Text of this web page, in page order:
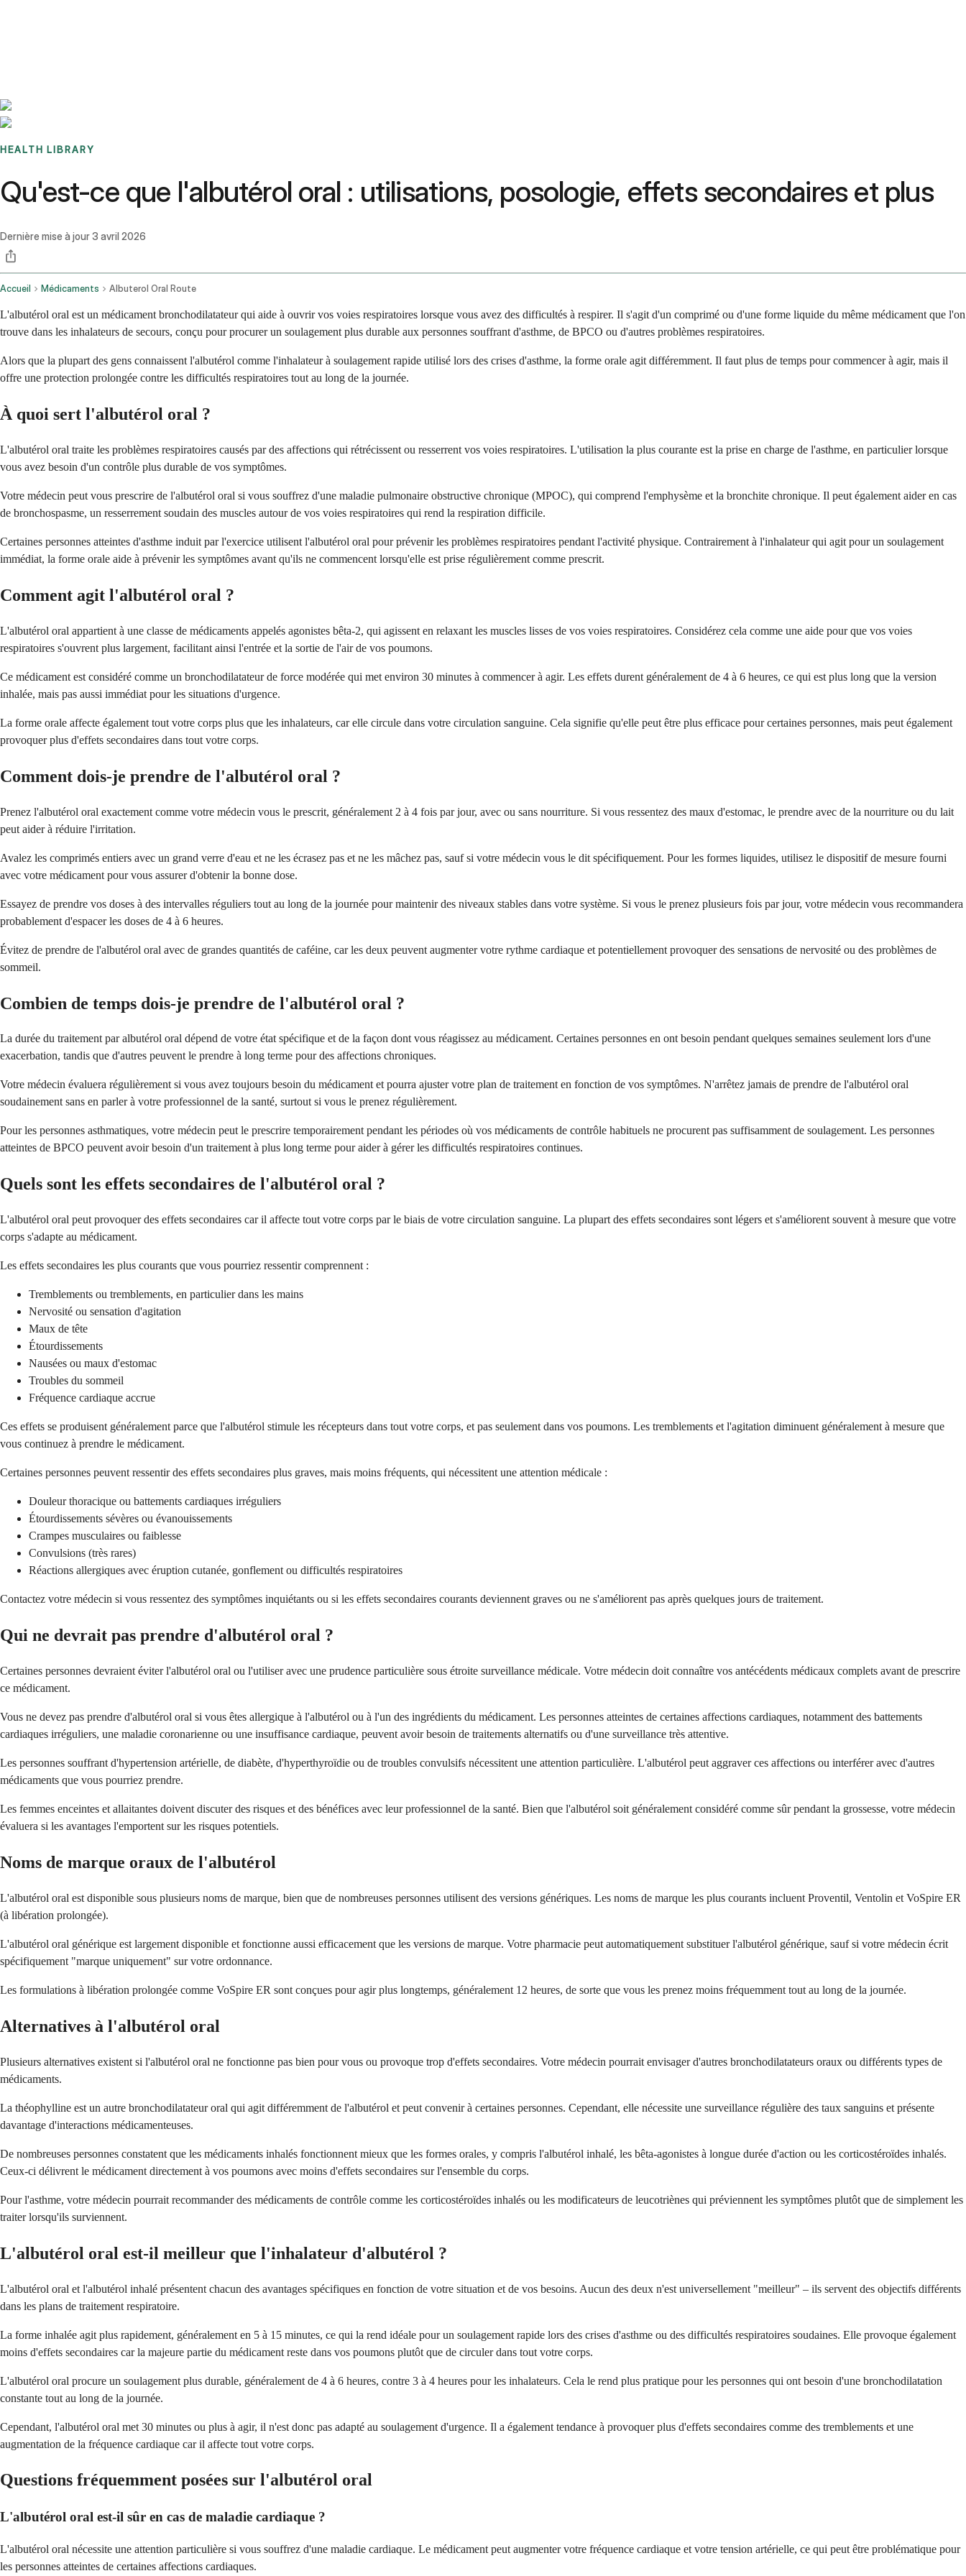
HEALTH LIBRARY
Qu'est-ce que l'albutérol oral : utilisations, posologie, effets secondaires et plus
Dernière mise à jour3 avril 2026
Accueil Médicaments Albuterol Oral Route
L'albutérol oral est un médicament bronchodilatateur qui aide à ouvrir vos voies respiratoires lorsque vous avez des difficultés à respirer. Il s'agit d'un comprimé ou d'une forme liquide du même médicament que l'on
trouve dans les inhalateurs de secours, conçu pour procurer un soulagement plus durable aux personnes souffrant d'asthme, de BPCO ou d'autres problèmes respiratoires.
Alors que la plupart des gens connaissent l'albutérol comme l'inhalateur à soulagement rapide utilisé lors des crises d'asthme, la forme orale agit différemment. Il faut plus de temps pour commencer à agir, mais il
offre une protection prolongée contre les difficultés respiratoires tout au long de la journée.
À quoi sert l'albutérol oral ?
L'albutérol oral traite les problèmes respiratoires causés par des affections qui rétrécissent ou resserrent vos voies respiratoires. L'utilisation la plus courante est la prise en charge de l'asthme, en particulier lorsque
vous avez besoin d'un contrôle plus durable de vos symptômes.
Votre médecin peut vous prescrire de l'albutérol oral si vous souffrez d'une maladie pulmonaire obstructive chronique (MPOC), qui comprend l'emphysème et la bronchite chronique. Il peut également aider en cas
de bronchospasme, un resserrement soudain des muscles autour de vos voies respiratoires qui rend la respiration difficile.
Certaines personnes atteintes d'asthme induit par l'exercice utilisent l'albutérol oral pour prévenir les problèmes respiratoires pendant l'activité physique. Contrairement à l'inhalateur qui agit pour un soulagement
immédiat, la forme orale aide à prévenir les symptômes avant qu'ils ne commencent lorsqu'elle est prise régulièrement comme prescrit.
Comment agit l'albutérol oral ?
L'albutérol oral appartient à une classe de médicaments appelés agonistes bêta-2, qui agissent en relaxant les muscles lisses de vos voies respiratoires. Considérez cela comme une aide pour que vos voies
respiratoires s'ouvrent plus largement, facilitant ainsi l'entrée et la sortie de l'air de vos poumons.
Ce médicament est considéré comme un bronchodilatateur de force modérée qui met environ 30 minutes à commencer à agir. Les effets durent généralement de 4 à 6 heures, ce qui est plus long que la version
inhalée, mais pas aussi immédiat pour les situations d'urgence.
La forme orale affecte également tout votre corps plus que les inhalateurs, car elle circule dans votre circulation sanguine. Cela signifie qu'elle peut être plus efficace pour certaines personnes, mais peut également
provoquer plus d'effets secondaires dans tout votre corps.
Comment dois-je prendre de l'albutérol oral ?
Prenez l'albutérol oral exactement comme votre médecin vous le prescrit, généralement 2 à 4 fois par jour, avec ou sans nourriture. Si vous ressentez des maux d'estomac, le prendre avec de la nourriture ou du lait
peut aider à réduire l'irritation.
Avalez les comprimés entiers avec un grand verre d'eau et ne les écrasez pas et ne les mâchez pas, sauf si votre médecin vous le dit spécifiquement. Pour les formes liquides, utilisez le dispositif de mesure fourni
avec votre médicament pour vous assurer d'obtenir la bonne dose.
Essayez de prendre vos doses à des intervalles réguliers tout au long de la journée pour maintenir des niveaux stables dans votre système. Si vous le prenez plusieurs fois par jour, votre médecin vous recommandera
probablement d'espacer les doses de 4 à 6 heures.
Évitez de prendre de l'albutérol oral avec de grandes quantités de caféine, car les deux peuvent augmenter votre rythme cardiaque et potentiellement provoquer des sensations de nervosité ou des problèmes de
sommeil.
Combien de temps dois-je prendre de l'albutérol oral ?
La durée du traitement par albutérol oral dépend de votre état spécifique et de la façon dont vous réagissez au médicament. Certaines personnes en ont besoin pendant quelques semaines seulement lors d'une
exacerbation, tandis que d'autres peuvent le prendre à long terme pour des affections chroniques.
Votre médecin évaluera régulièrement si vous avez toujours besoin du médicament et pourra ajuster votre plan de traitement en fonction de vos symptômes. N'arrêtez jamais de prendre de l'albutérol oral
soudainement sans en parler à votre professionnel de la santé, surtout si vous le prenez régulièrement.
Pour les personnes asthmatiques, votre médecin peut le prescrire temporairement pendant les périodes où vos médicaments de contrôle habituels ne procurent pas suffisamment de soulagement. Les personnes
atteintes de BPCO peuvent avoir besoin d'un traitement à plus long terme pour aider à gérer les difficultés respiratoires continues.
Quels sont les effets secondaires de l'albutérol oral ?
L'albutérol oral peut provoquer des effets secondaires car il affecte tout votre corps par le biais de votre circulation sanguine. La plupart des effets secondaires sont légers et s'améliorent souvent à mesure que votre
corps s'adapte au médicament.
Les effets secondaires les plus courants que vous pourriez ressentir comprennent :
Tremblements ou tremblements, en particulier dans les mains
Nervosité ou sensation d'agitation
Maux de tête
Étourdissements
Nausées ou maux d'estomac
Troubles du sommeil
Fréquence cardiaque accrue
Ces effets se produisent généralement parce que l'albutérol stimule les récepteurs dans tout votre corps, et pas seulement dans vos poumons. Les tremblements et l'agitation diminuent généralement à mesure que
vous continuez à prendre le médicament.
Certaines personnes peuvent ressentir des effets secondaires plus graves, mais moins fréquents, qui nécessitent une attention médicale :
Douleur thoracique ou battements cardiaques irréguliers
Étourdissements sévères ou évanouissements
Crampes musculaires ou faiblesse
Convulsions (très rares)
Réactions allergiques avec éruption cutanée, gonflement ou difficultés respiratoires
Contactez votre médecin si vous ressentez des symptômes inquiétants ou si les effets secondaires courants deviennent graves ou ne s'améliorent pas après quelques jours de traitement.
Qui ne devrait pas prendre d'albutérol oral ?
Certaines personnes devraient éviter l'albutérol oral ou l'utiliser avec une prudence particulière sous étroite surveillance médicale. Votre médecin doit connaître vos antécédents médicaux complets avant de prescrire
ce médicament.
Vous ne devez pas prendre d'albutérol oral si vous êtes allergique à l'albutérol ou à l'un des ingrédients du médicament. Les personnes atteintes de certaines affections cardiaques, notamment des battements
cardiaques irréguliers, une maladie coronarienne ou une insuffisance cardiaque, peuvent avoir besoin de traitements alternatifs ou d'une surveillance très attentive.
Les personnes souffrant d'hypertension artérielle, de diabète, d'hyperthyroïdie ou de troubles convulsifs nécessitent une attention particulière. L'albutérol peut aggraver ces affections ou interférer avec d'autres
médicaments que vous pourriez prendre.
Les femmes enceintes et allaitantes doivent discuter des risques et des bénéfices avec leur professionnel de la santé. Bien que l'albutérol soit généralement considéré comme sûr pendant la grossesse, votre médecin
évaluera si les avantages l'emportent sur les risques potentiels.
Noms de marque oraux de l'albutérol
L'albutérol oral est disponible sous plusieurs noms de marque, bien que de nombreuses personnes utilisent des versions génériques. Les noms de marque les plus courants incluent Proventil, Ventolin et VoSpire ER
(à libération prolongée).
L'albutérol oral générique est largement disponible et fonctionne aussi efficacement que les versions de marque. Votre pharmacie peut automatiquement substituer l'albutérol générique, sauf si votre médecin écrit
spécifiquement "marque uniquement" sur votre ordonnance.
Les formulations à libération prolongée comme VoSpire ER sont conçues pour agir plus longtemps, généralement 12 heures, de sorte que vous les prenez moins fréquemment tout au long de la journée.
Alternatives à l'albutérol oral
Plusieurs alternatives existent si l'albutérol oral ne fonctionne pas bien pour vous ou provoque trop d'effets secondaires. Votre médecin pourrait envisager d'autres bronchodilatateurs oraux ou différents types de
médicaments.
La théophylline est un autre bronchodilatateur oral qui agit différemment de l'albutérol et peut convenir à certaines personnes. Cependant, elle nécessite une surveillance régulière des taux sanguins et présente
davantage d'interactions médicamenteuses.
De nombreuses personnes constatent que les médicaments inhalés fonctionnent mieux que les formes orales, y compris l'albutérol inhalé, les bêta-agonistes à longue durée d'action ou les corticostéroïdes inhalés.
Ceux-ci délivrent le médicament directement à vos poumons avec moins d'effets secondaires sur l'ensemble du corps.
Pour l'asthme, votre médecin pourrait recommander des médicaments de contrôle comme les corticostéroïdes inhalés ou les modificateurs de leucotriènes qui préviennent les symptômes plutôt que de simplement les
traiter lorsqu'ils surviennent.
L'albutérol oral est-il meilleur que l'inhalateur d'albutérol ?
L'albutérol oral et l'albutérol inhalé présentent chacun des avantages spécifiques en fonction de votre situation et de vos besoins. Aucun des deux n'est universellement "meilleur" – ils servent des objectifs différents
dans les plans de traitement respiratoire.
La forme inhalée agit plus rapidement, généralement en 5 à 15 minutes, ce qui la rend idéale pour un soulagement rapide lors des crises d'asthme ou des difficultés respiratoires soudaines. Elle provoque également
moins d'effets secondaires car la majeure partie du médicament reste dans vos poumons plutôt que de circuler dans tout votre corps.
L'albutérol oral procure un soulagement plus durable, généralement de 4 à 6 heures, contre 3 à 4 heures pour les inhalateurs. Cela le rend plus pratique pour les personnes qui ont besoin d'une bronchodilatation
constante tout au long de la journée.
Cependant, l'albutérol oral met 30 minutes ou plus à agir, il n'est donc pas adapté au soulagement d'urgence. Il a également tendance à provoquer plus d'effets secondaires comme des tremblements et une
augmentation de la fréquence cardiaque car il affecte tout votre corps.
Questions fréquemment posées sur l'albutérol oral
L'albutérol oral est-il sûr en cas de maladie cardiaque ?
L'albutérol oral nécessite une attention particulière si vous souffrez d'une maladie cardiaque. Le médicament peut augmenter votre fréquence cardiaque et votre tension artérielle, ce qui peut être problématique pour
les personnes atteintes de certaines affections cardiaques.